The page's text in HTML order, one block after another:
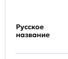
Русское
название